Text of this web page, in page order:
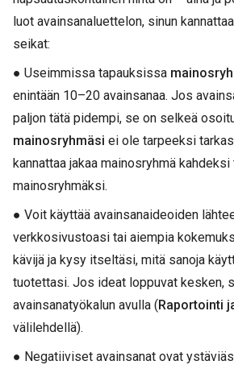
luot avainsanaluettelon, sinun
seikat:
● Useimmissa tapauksissa
enintään 10–20 avainsanaa. Jos
paljon tätä pidempi, se on selkeä
mainosryhmäsi ei ole tarpeeksi
kannattaa jakaa mainosryhmä
mainosryhmäksi.
● Voit käyttää avainsanaideoiden
verkkosivustoasi tai aiempia
kävijä ja kysy itseltäsi, mitä sanoja
tuotettasi. Jos ideat loppuvat kesken,
avainsanatyökalun avulla (Raportointi
välilehdellä).
● Negatiiviset avainsanat ovat